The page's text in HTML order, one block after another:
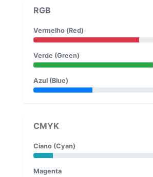
RGB
Vermelho (Red)
Verde (Green)
Azul (Blue)
CMYK
Ciano (Cyan)
Magenta